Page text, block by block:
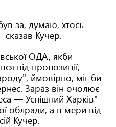
за, думаю, хтось
Кучер.
ОДА, якби
від пропозиції,
ймовірно, міг би
Зараз він очолює
— Успішний Харків"
облради, а в мери від
Кучер.